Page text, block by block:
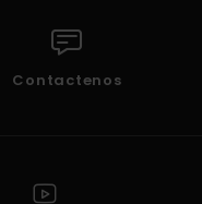
Contactenos